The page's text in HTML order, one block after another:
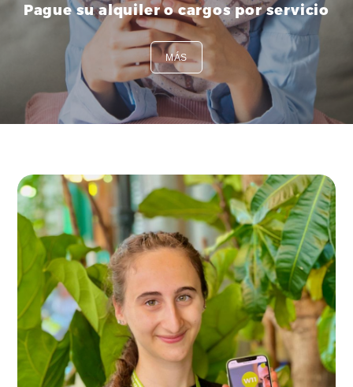
Pague su alquiler o cargos por servicio
MÁS